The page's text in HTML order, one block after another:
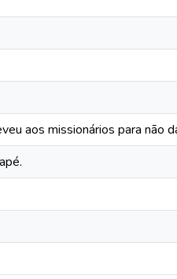
aos missionários para não